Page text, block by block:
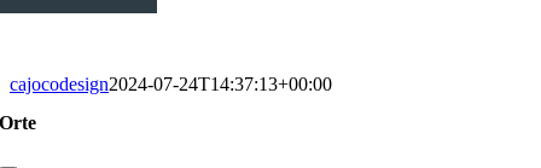
cajocodesign2024-07-24T14:37:13+00:00
Orte